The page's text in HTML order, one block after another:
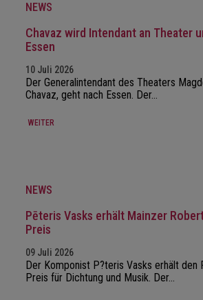
NEWS
Chavaz wird Intendant an Theater
Essen
10 Juli 2026
Der Generalintendant des Theaters
Chavaz, geht nach Essen. Der…
WEITER
NEWS
Pēteris Vasks erhält Mainzer
Preis
09 Juli 2026
Der Komponist P?teris Vasks erhält den
Preis für Dichtung und Musik. Der…